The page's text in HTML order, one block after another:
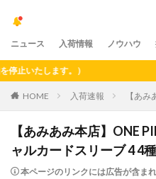
ニュース 入荷情報 ノウハウ
たします。）
HOME 入荷速報 【あ
【あみあみ本店】ONE
ャルカードスリーブ 4 4
本ページのリンクには広告が含まれ